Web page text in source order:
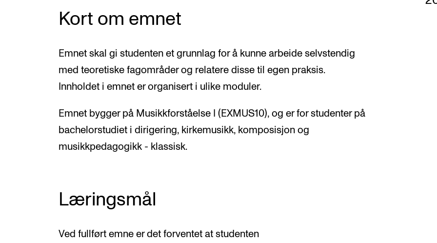
Kort om emnet
Emnet skal gi studenten et grunnlag for å kunne arbeide selvstendig
med teoretiske fagområder og relatere disse til egen praksis.
Innholdet i emnet er organisert i ulike moduler.
Emnet bygger på Musikkforståelse I (EXMUS10), og er for studenter på
bachelorstudiet i dirigering, kirkemusikk, komposisjon og
musikkpedagogikk - klassisk.
Læringsmål
Ved fullført emne er det forventet at studenten